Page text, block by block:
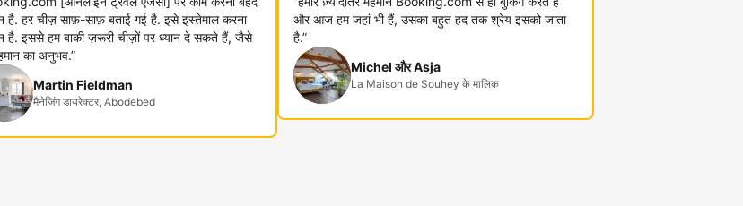
है. हर चीज़ साफ़-साफ़ बताई गई है. इसे इस्तेमाल करना
है. इससे हम बाकी ज़रूरी चीज़ों पर ध्यान दे सकते हैं, जैसे
का अनुभव.”
Martin Fieldman
मैनेजिंग डायरेक्टर, Abodebed
और आज हम जहां भी हैं, उसका बहुत हद तक श्रेय इसको जाता
है.”
Michel और Asja
La Maison de Souhey के मालिक